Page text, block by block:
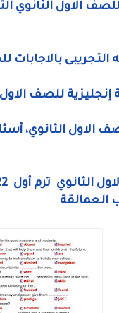
بالاجابات
الاول الثانوي ترم أول
الاول الثانوي،
العمالقة